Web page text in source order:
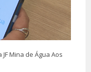
Mina de Água Aos